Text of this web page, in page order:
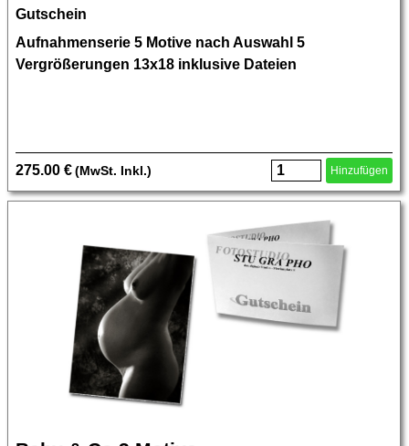
Gutschein
Aufnahmenserie 5 Motive nach Auswahl 5
Vergrößerungen 13x18 inklusive Dateien
275.00 € (MwSt. Inkl.) Hinzufügen